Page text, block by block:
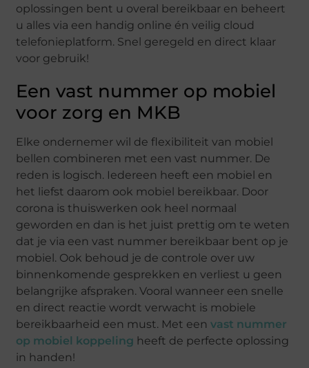
oplossingen bent u overal bereikbaar en beheert
u alles via een handig online én veilig cloud
telefonieplatform. Snel geregeld en direct klaar
voor gebruik!
Een vast nummer op mobiel
voor zorg en MKB
Elke ondernemer wil de flexibiliteit van mobiel
bellen combineren met een vast nummer. De
reden is logisch. Iedereen heeft een mobiel en
het liefst daarom ook mobiel bereikbaar. Door
corona is thuiswerken ook heel normaal
geworden en dan is het juist prettig om te weten
dat je via een vast nummer bereikbaar bent op je
mobiel. Ook behoud je de controle over uw
binnenkomende gesprekken en verliest u geen
belangrijke afspraken. Vooral wanneer een snelle
en direct reactie wordt verwacht is mobiele
bereikbaarheid een must. Met eenvast nummer
op mobiel koppeling heeft de perfecte oplossing
in handen!